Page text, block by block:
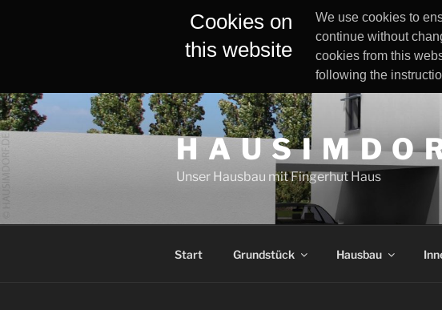
Cookies on
this website
We use cookies to
continue without
cookies from this
following the
Zum
Inhalt
springen
H A U S I M D O
Unser Hausbau mit Fingerhut Haus
Start Grundstück Hausbau